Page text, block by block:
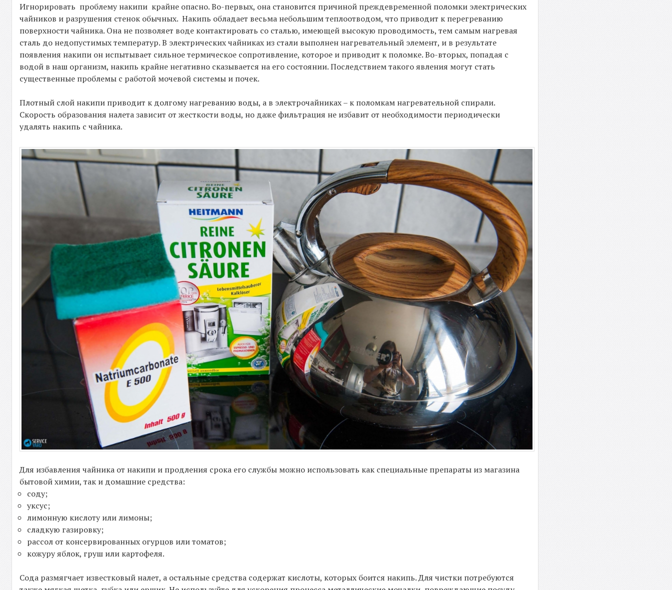
Игнорировать проблему накипи крайне опасно. Во-первых, она становится причиной преждевременной поломки электрических
чайников и разрушения стенок обычных. Накипь обладает весьма небольшим теплоотводом, что приводит к перегреванию
поверхности чайника. Она не позволяет воде контактировать со сталью, имеющей высокую проводимость, тем самым нагревая
сталь до недопустимых температур. В электрических чайниках из стали выполнен нагревательный элемент, и в результате
появления накипи он испытывает сильное термическое сопротивление, которое и приводит к поломке. Во-вторых, попадая с
водой в наш организм, накипь крайне негативно сказывается на его состоянии. Последствием такого явления могут стать
существенные проблемы с работой мочевой системы и почек.
Плотный слой накипи приводит к долгому нагреванию воды, а в электрочайниках – к поломкам нагревательной спирали.
Скорость образования налета зависит от жесткости воды, но даже фильтрация не избавит от необходимости периодически
удалять накипь с чайника.
Для избавления чайника от накипи и продления срока его службы можно использовать как специальные препараты из магазина
бытовой химии, так и домашние средства:
соду;
уксус;
лимонную кислоту или лимоны;
сладкую газировку;
рассол от консервированных огурцов или томатов;
кожуру яблок, груш или картофеля.
Сода размягчает известковый налет, а остальные средства содержат кислоты, которых боится накипь. Для чистки потребуются